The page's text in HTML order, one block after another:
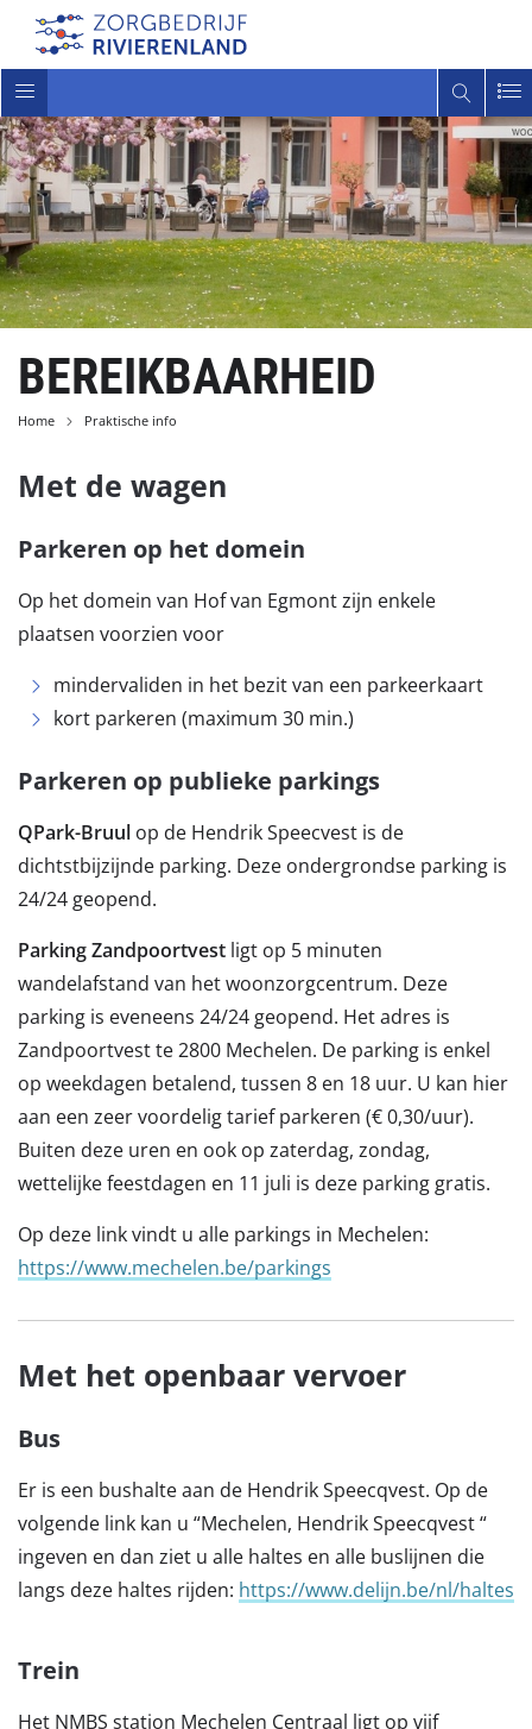
Toggle
navigatie
BEREIKBAARHEID
Home Praktische info
Met de wagen
Parkeren op het domein
Op het domein van Hof van Egmont zijn enkele
plaatsen voorzien voor
mindervaliden in het bezit van een parkeerkaart
kort parkeren (maximum 30 min.)
Parkeren op publieke parkings
QPark-Bruul op de Hendrik Speecvest is de
dichtstbijzijnde parking. Deze ondergrondse parking is
24/24 geopend.
Parking Zandpoortvest ligt op 5 minuten
wandelafstand van het woonzorgcentrum. Deze
parking is eveneens 24/24 geopend. Het adres is
Zandpoortvest te 2800 Mechelen. De parking is enkel
op weekdagen betalend, tussen 8 en 18 uur. U kan hier
aan een zeer voordelig tarief parkeren (€ 0,30/uur).
Buiten deze uren en ook op zaterdag, zondag,
wettelijke feestdagen en 11 juli is deze parking gratis.
Op deze link vindt u alle parkings in Mechelen:
https://www.mechelen.be/parkings
Met het openbaar vervoer
Bus
Er is een bushalte aan de Hendrik Speecqvest. Op de
volgende link kan u “Mechelen, Hendrik Speecqvest “
ingeven en dan ziet u alle haltes en alle buslijnen die
langs deze haltes rijden: https://www.delijn.be/nl/haltes
Trein
Het NMBS station Mechelen Centraal ligt op vijf